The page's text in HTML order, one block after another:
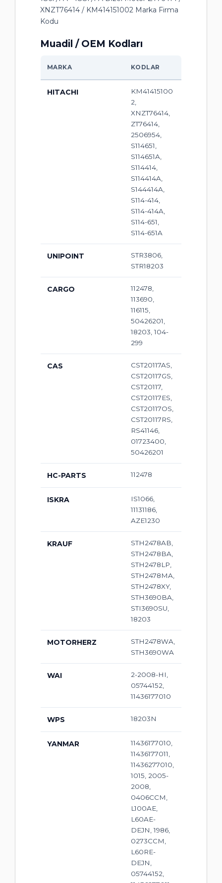
XNZT76414 / KM414151002 Marka Firma
Kodu
Muadil / OEM Kodları
MARKA KODLAR
HITACHI
KM41415100
2,
XNZT76414,
ZT76414,
2506954,
S114651,
S114651A,
S114414,
S114414A,
S144414A,
S114-414,
S114-414A,
S114-651,
S114-651A
UNIPOINT
STR3806,
STR18203
CARGO
112478,
113690,
116115,
50426201,
18203, 104-
299
CAS
CST20117AS,
CST20117GS,
CST20117,
CST20117ES,
CST20117OS,
CST20117RS,
RS41146,
01723400,
50426201
HC-PARTS 112478
ISKRA
IS1066,
11131186,
AZE1230
KRAUF
STH2478AB,
STH2478BA,
STH2478LP,
STH2478MA,
STH2478XY,
STH3690BA,
STI3690SU,
18203
MOTORHERZ
STH2478WA,
STH3690WA
WAI
2-2008-HI,
05744152,
11436177010
WPS 18203N
YANMAR
11436177010,
11436177011,
11436277010,
1015, 2005-
2008,
0406CCM,
L100AE,
L60AE-
DEJN, 1986,
0273CCM,
L60RE-
DEJN,
05744152,